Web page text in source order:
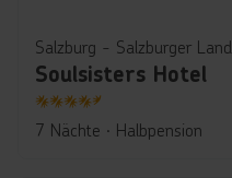
Salzburg - Salzburger Land
Soulsisters Hotel
4.5
7 Nächte ∙ Halbpension